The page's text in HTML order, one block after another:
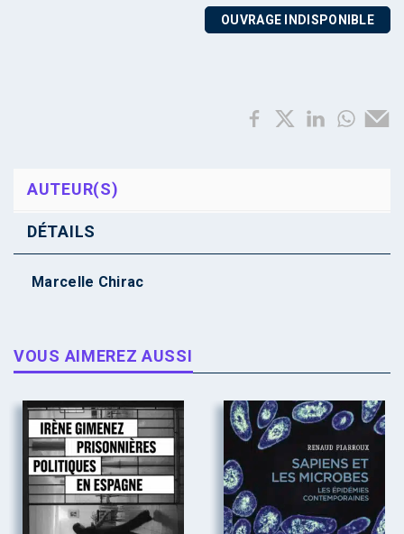
OUVRAGE INDISPONIBLE
AUTEUR(S)
DÉTAILS
Marcelle Chirac
VOUS AIMEREZ AUSSI